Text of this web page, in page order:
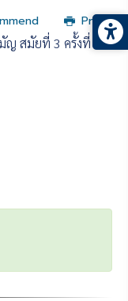
Print
ญ สมัยที่ 3 ครั้งที่ 2